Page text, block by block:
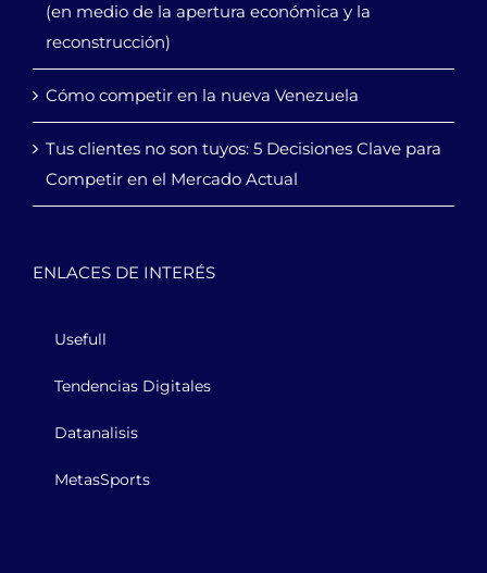
(en medio de la apertura económica y la
reconstrucción)
Cómo competir en la nueva Venezuela
Tus clientes no son tuyos: 5 Decisiones Clave para
Competir en el Mercado Actual
ENLACES DE INTERÉS
Usefull
Tendencias Digitales
Datanalisis
MetasSports